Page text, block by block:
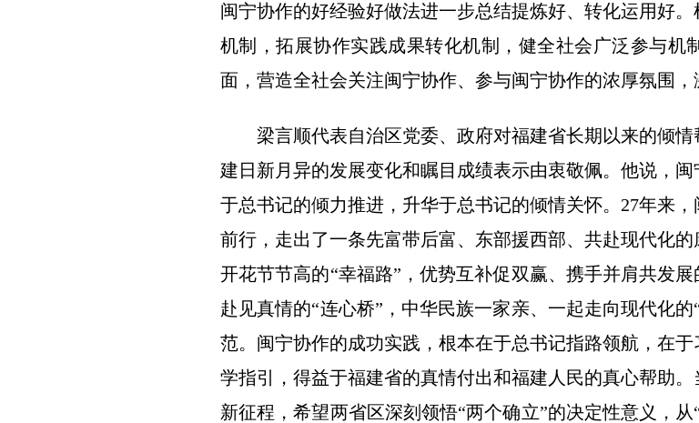
闽宁协作的好经验好做法进一步总结提炼好、转化运用好
机制，拓展协作实践成果转化机制，健全社会广泛参与机
面，营造全社会关注闽宁协作、参与闽宁协作的浓厚氛围，
梁言顺代表自治区党委、政府对福建省长期以来的倾
建日新月异的发展变化和瞩目成绩表示由衷敬佩。他说，
于总书记的倾力推进，升华于总书记的倾情关怀。27年来
前行，走出了一条先富带后富、东部援西部、共赴现代化
开花节节高的“幸福路”，优势互补促双赢、携手并肩共发
赴见真情的“连心桥”，中华民族一家亲、一起走向现代化
范。闽宁协作的成功实践，根本在于总书记指路领航，在
学指引，得益于福建省的真情付出和福建人民的真心帮助
新征程，希望两省区深刻领悟“两个确立”的决定性意义，